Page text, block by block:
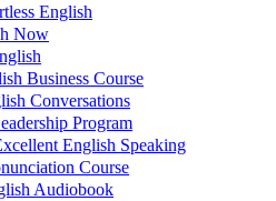
English
Now
Business Course
Conversations
Program
English Speaking
Course
Audiobook